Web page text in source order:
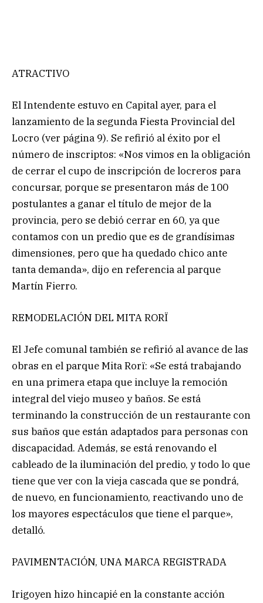
ATRACTIVO
El Intendente estuvo en Capital ayer, para el
lanzamiento de la segunda Fiesta Provincial del
Locro (ver página 9). Se refirió al éxito por el
número de inscriptos: «Nos vimos en la obligación
de cerrar el cupo de inscripción de locreros para
concursar, porque se presentaron más de 100
postulantes a ganar el título de mejor de la
provincia, pero se debió cerrar en 60, ya que
contamos con un predio que es de grandísimas
dimensiones, pero que ha quedado chico ante
tanta demanda», dijo en referencia al parque
Martín Fierro.
REMODELACIÓN DEL MITA RORÏ
El Jefe comunal también se refirió al avance de las
obras en el parque Mita Rorï: «Se está trabajando
en una primera etapa que incluye la remoción
integral del viejo museo y baños. Se está
terminando la construcción de un restaurante con
sus baños que están adaptados para personas con
discapacidad. Además, se está renovando el
cableado de la iluminación del predio, y todo lo que
tiene que ver con la vieja cascada que se pondrá,
de nuevo, en funcionamiento, reactivando uno de
los mayores espectáculos que tiene el parque»,
detalló.
PAVIMENTACIÓN, UNA MARCA REGISTRADA
Irigoyen hizo hincapié en la constante acción